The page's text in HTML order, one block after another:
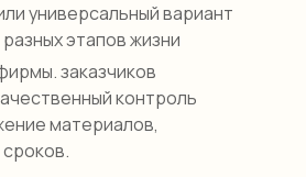
универсальный вариант
этапов жизни
заказчиков
контроль
материалов,